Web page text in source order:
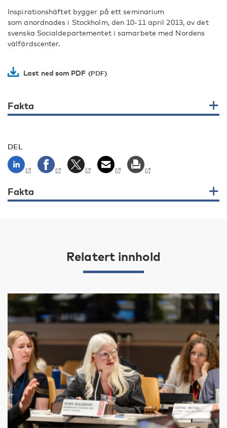
Inspirationshäftet bygger på ett seminarium
som anordnades i Stockholm, den 10-11 april 2013, av det
svenska Socialdepartementet i samarbete med Nordens
välfärdscenter.
Last ned som PDF
Fakta
DEL
Fakta
Relatert innhold